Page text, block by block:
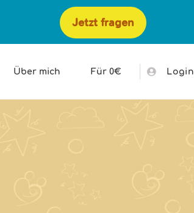
Jetzt fragen
Über mich Für 0€ Login